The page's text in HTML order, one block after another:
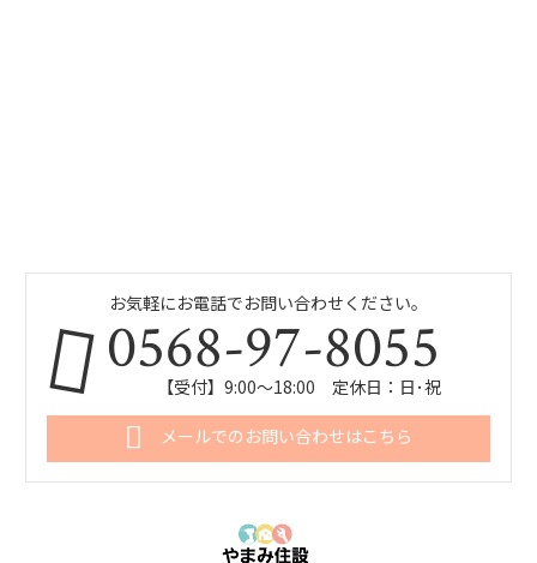
お気軽にお電話でお問い合わせください。
0568-97-8055
【受付】9:00～18:00 定休日：日･祝
メールでのお問い合わせはこちら